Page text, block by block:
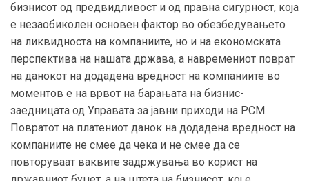
бизнисот од предвидливост и од правна сигурност, која
е незаобиколен основен фактор во обезбедувањето
на ликвидноста на компаниите, но и на економската
перспектива на нашата држава, а навремениот поврат
на данокот на додадена вредност на компаниите во
моментов е на врвот на барањата на бизнис-
заедницата од Управата за јавни приходи на РСМ.
Повратот на платениот данок на додадена вредност на
компаниите не смее да чека и не смее да се
повторуваат ваквите задржувања во корист на